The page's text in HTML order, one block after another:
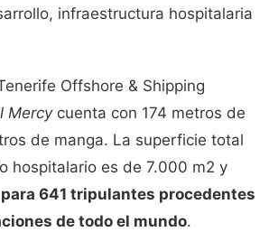
infraestructura hospitalaria
Offshore & Shipping
Mercycuenta con 174 metros de
de manga. La superficie total
hospitalario es de 7.000 m2 y
641 tripulantes procedentes
de todo el mundo.